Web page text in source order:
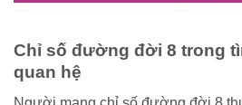
Chỉ số đường đời 8 trong
quan hệ